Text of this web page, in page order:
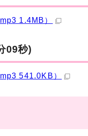
1.4MB）
09秒)
541.0KB）